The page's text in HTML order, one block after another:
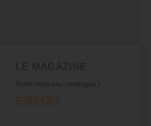
LE MAGAZINE
Notre nouveau catalogue !
CONSULTEZ